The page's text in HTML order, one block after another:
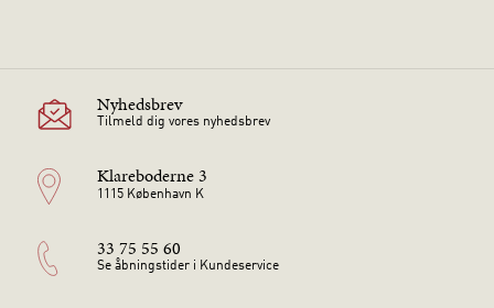
Nyhedsbrev
Tilmeld dig vores nyhedsbrev
Klareboderne 3
1115 København K
33 75 55 60
Se åbningstider i Kundeservice